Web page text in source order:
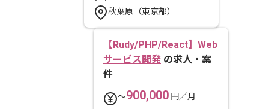
秋葉原（東京都）
【Rudy/PHP/React】Web
サービス開発 の求人・案
件
〜900,000 円／月